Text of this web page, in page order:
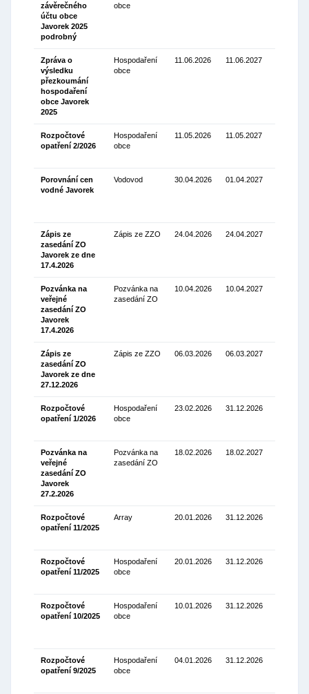
závěrečného
účtu obce
Javorek 2025
podrobný
obce
Zpráva o
výsledku
přezkoumání
hospodaření
obce Javorek
2025
Hospodaření
obce
11.06.2026
11.06.2027
Rozpočtové
opatření 2/2026
Hospodaření
obce
11.05.2026
11.05.2027
Porovnání cen
vodné Javorek
Vodovod 30.04.2026
01.04.2027
Zápis ze
zasedání ZO
Javorek ze dne
17.4.2026
Zápis ze ZZO 24.04.2026
24.04.2027
Pozvánka na
veřejné
zasedání ZO
Javorek
17.4.2026
Pozvánka na
zasedání ZO
10.04.2026
10.04.2027
Zápis ze
zasedání ZO
Javorek ze dne
27.12.2026
Zápis ze ZZO 06.03.2026
06.03.2027
Rozpočtové
opatření 1/2026
Hospodaření
obce
23.02.2026
31.12.2026
Pozvánka na
veřejné
zasedání ZO
Javorek
27.2.2026
Pozvánka na
zasedání ZO
18.02.2026
18.02.2027
Rozpočtové
opatření 11/2025
Array 20.01.2026
31.12.2026
Rozpočtové
opatření 11/2025
Hospodaření
obce
20.01.2026
31.12.2026
Rozpočtové
opatření 10/2025
Hospodaření
obce
10.01.2026
31.12.2026
Rozpočtové
opatření 9/2025
Hospodaření
obce
04.01.2026
31.12.2026